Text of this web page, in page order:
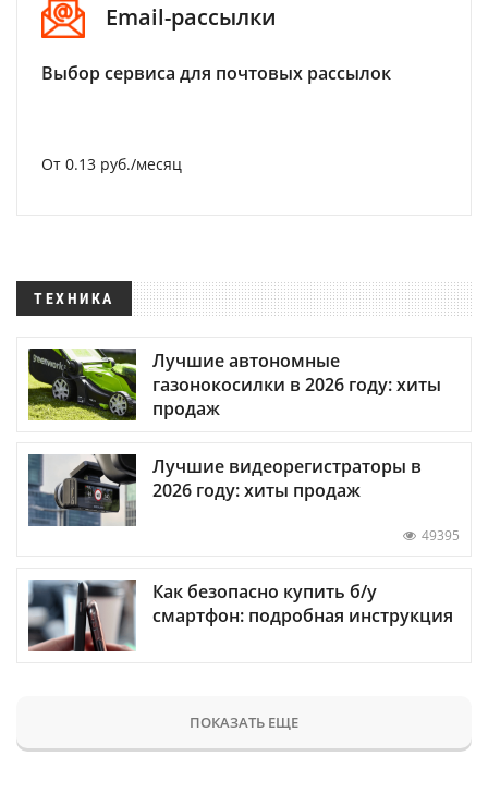
Email-рассылки
Выбор сервиса для почтовых рассылок
От 0.13 руб./месяц
ТЕХНИКА
Лучшие автономные
газонокосилки в 2026 году: хиты
продаж
Лучшие видеорегистраторы в
2026 году: хиты продаж
49395
Как безопасно купить б/у
смартфон: подробная инструкция
ПОКАЗАТЬ ЕЩЕ